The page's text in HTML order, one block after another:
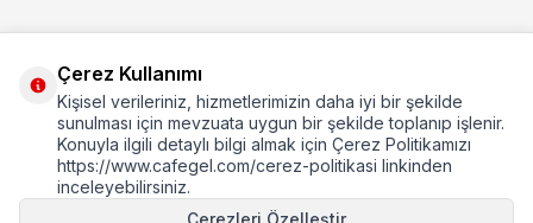
Etbis Kayıtlıdır
Çerez Kullanımı
Kişisel verileriniz, hizmetlerimizin daha iyi bir şekilde
sunulması için mevzuata uygun bir şekilde toplanıp işlenir.
Konuyla ilgili detaylı bilgi almak için Çerez Politikamızı
https://www.cafegel.com/cerez-politikasi linkinden
inceleyebilirsiniz.
Çerezleri Özelleştir